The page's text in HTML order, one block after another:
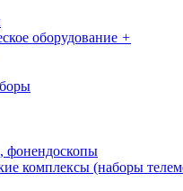
оборудование +
фонендоскопы
комплексы (наборы